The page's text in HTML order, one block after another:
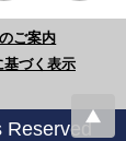
ご案内
基づく表示
Reserved